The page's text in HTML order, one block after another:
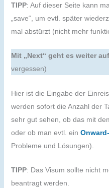
TIPP: Auf dieser Seite kann
„save“, um evtl. später
mal abstürzt (nicht mehr
Mit „Next“ geht es weiter
vergessen)
Hier ist die Eingabe der
werden sofort die Anzahl der
sehr gut sehen, ob das mit
oder ob man evtl. ein
Probleme und Lösungen).
TIPP: Das Visum sollte nicht
beantragt werden.